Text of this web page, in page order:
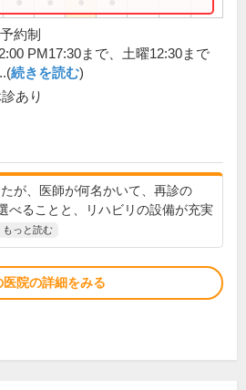
約制
PM17:30まで、土曜12:30まで
続きを読む)
あり
が、医師が何名かいて、再診の
べることと、リハビリの設備が充実
もっと読む
医院の詳細をみる